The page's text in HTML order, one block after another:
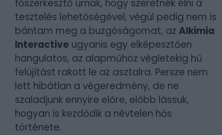
főszerkesztő úrnak, hogy szeretnék élni a
tesztelés lehetőségével, végül pedig nem is
bántam meg a buzgóságomat, az Alkimia
Interactive ugyanis egy elképesztően
hangulatos, az alapműhöz végletekig hű
felújítást rakott le az asztalra. Persze nem
lett hibátlan a végeredmény, de ne
szaladjunk ennyire előre, előbb lássuk,
hogyan is kezdődik a névtelen hős
története.